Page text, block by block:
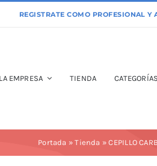
LA EMPRESA TIENDA CATEGORÍAS
Portada »Tienda »CEPILLO